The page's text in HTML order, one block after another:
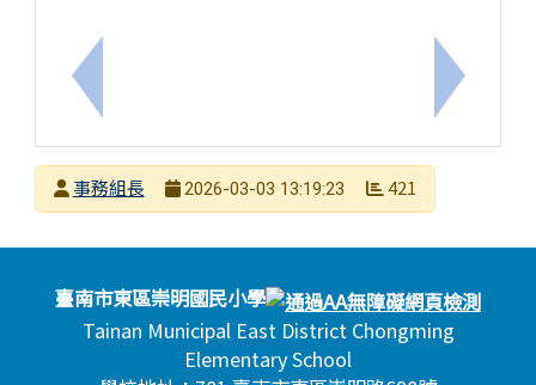
上一筆：轉知-智慧稅務創新服務 下一筆：
發布者事務組長
2026-03-03 13:19:23 421
頁尾區域內容
臺南市東區崇明國民小學
Tainan Municipal East District Chongming
Elementary School